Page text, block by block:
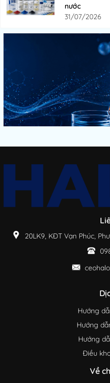
nước
31/07/2026
20LK9, KĐT Vạn Phúc,
Hướng
Hướng
Hướng
Điều
Về